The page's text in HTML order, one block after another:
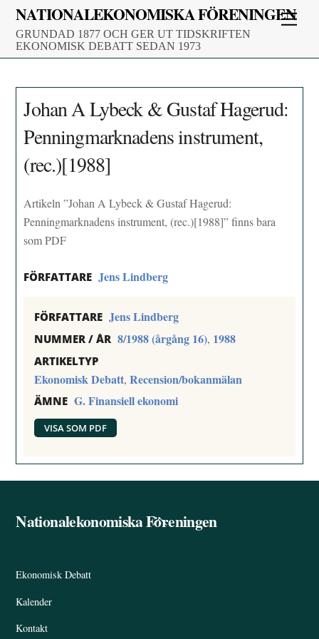
Skip
content
NATIONALEKONOMISKA FÖRENINGEN
GRUNDAD 1877 OCH GER UT TIDSKRIFTEN
EKONOMISK DEBATT SEDAN 1973
Johan A Lybeck & Gustaf Hagerud:
Penningmarknadens instrument,
(rec.)[1988]
Artikeln ”Johan A Lybeck & Gustaf Hagerud:
Penningmarknadens instrument, (rec.)[1988]” finns bara
som PDF
FÖRFATTARE Jens Lindberg
FÖRFATTARE Jens Lindberg
NUMMER / ÅR 8/1988 (årgång 16), 1988
ARTIKELTYP
Ekonomisk Debatt,Recension/bokanmälan
ÄMNE G. Finansiell ekonomi
VISA SOM PDF
Back
Nationalekonomiska Föreningen
Ekonomisk Debatt
Kalender
Kontakt